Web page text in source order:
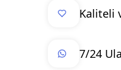
Kaliteli
7/24